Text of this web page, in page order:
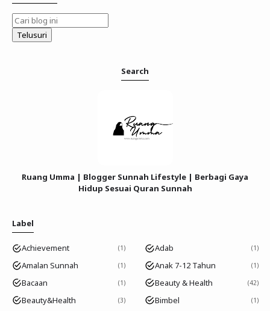
Search
Ruang Umma | Blogger Sunnah Lifestyle | Berbagi Gaya
Hidup Sesuai Quran Sunnah
Label
Achievement 1 Adab 1
Amalan Sunnah 1 Anak 7-12 Tahun 1
Bacaan 1 Beauty & Health 42
Beauty&Health 3 Bimbel 1